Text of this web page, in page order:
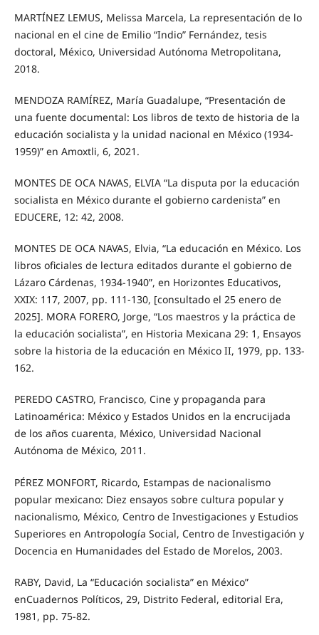
MARTÍNEZ LEMUS, Melissa Marcela, La representación de lo
nacional en el cine de Emilio “Indio” Fernández, tesis
doctoral, México, Universidad Autónoma Metropolitana,
2018.
MENDOZA RAMÍREZ, María Guadalupe, “Presentación de
una fuente documental: Los libros de texto de historia de la
educación socialista y la unidad nacional en México (1934-
1959)” en Amoxtli, 6, 2021.
MONTES DE OCA NAVAS, ELVIA “La disputa por la educación
socialista en México durante el gobierno cardenista” en
EDUCERE, 12: 42, 2008.
MONTES DE OCA NAVAS, Elvia, “La educación en México. Los
libros oficiales de lectura editados durante el gobierno de
Lázaro Cárdenas, 1934-1940”, en Horizontes Educativos,
XXIX: 117, 2007, pp. 111-130, [consultado el 25 enero de
2025]. MORA FORERO, Jorge, “Los maestros y la práctica de
la educación socialista”, en Historia Mexicana 29: 1, Ensayos
sobre la historia de la educación en México II, 1979, pp. 133-
162.
PEREDO CASTRO, Francisco, Cine y propaganda para
Latinoamérica: México y Estados Unidos en la encrucijada
de los años cuarenta, México, Universidad Nacional
Autónoma de México, 2011.
PÉREZ MONFORT, Ricardo, Estampas de nacionalismo
popular mexicano: Diez ensayos sobre cultura popular y
nacionalismo, México, Centro de Investigaciones y Estudios
Superiores en Antropología Social, Centro de Investigación y
Docencia en Humanidades del Estado de Morelos, 2003.
RABY, David, La “Educación socialista” en México”
enCuadernos Políticos, 29, Distrito Federal, editorial Era,
1981, pp. 75-82.